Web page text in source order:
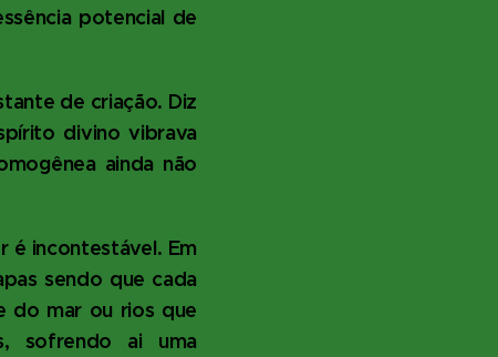
potencial de
de criação. Diz
divino vibrava
ainda não
é incontestável. Em
sendo que cada
do mar ou rios que
sofrendo ai uma